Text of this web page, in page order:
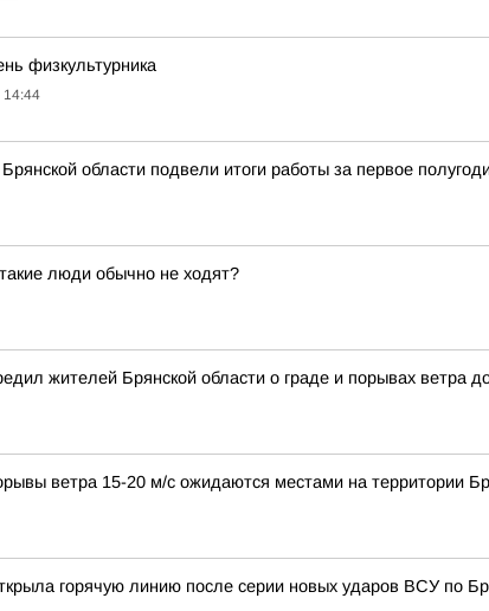
физкультурника
14:44
области подвели итоги работы за первое
люди обычно не ходят?
жителей Брянской области о граде и порывах ветра
ветра 15-20 м/с ожидаются местами на территории
горячую линию после серии новых ударов ВСУ по